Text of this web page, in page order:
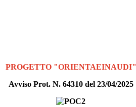
PROGETTO "ORIENTAEINAUDI"
Avviso Prot. N. 64310 del 23/04/2025